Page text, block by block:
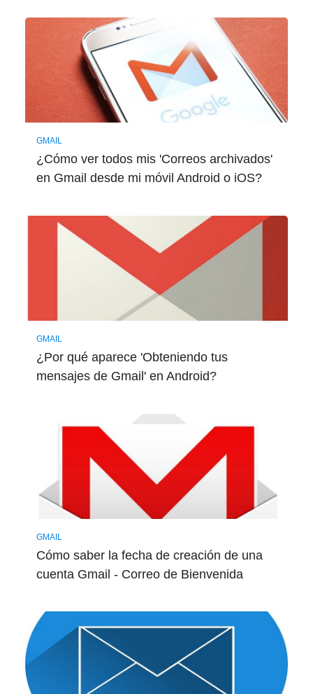
GMAIL
¿Cómo ver todos mis 'Correos archivados'
en Gmail desde mi móvil Android o iOS?
GMAIL
¿Por qué aparece 'Obteniendo tus
mensajes de Gmail' en Android?
GMAIL
Cómo saber la fecha de creación de una
cuenta Gmail - Correo de Bienvenida